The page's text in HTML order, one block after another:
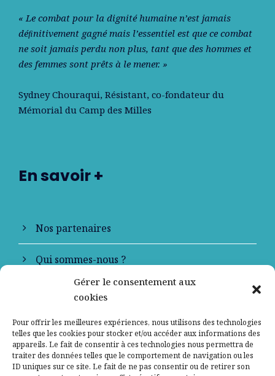
Gérer le consentement aux
cookies
Pour offrir les meilleures expériences, nous utilisons des technologies
telles que les cookies pour stocker et/ou accéder aux informations des
appareils. Le fait de consentir à ces technologies nous permettra de
traiter des données telles que le comportement de navigation ou les
ID uniques sur ce site. Le fait de ne pas consentir ou de retirer son
« Le combat pour la dignité humaine n’est jamais
déﬁnitivement gagné mais l’essentiel est que ce combat
ne soit jamais perdu non plus, tant que des hommes et
des femmes sont prêts à le mener. »
Sydney Chouraqui, Résistant, co-fondateur du
Mémorial du Camp des Milles
En savoir +
Nos partenaires
Qui sommes-nous ?
Contactez-nous
Mentions légales
Politique de confidentialité